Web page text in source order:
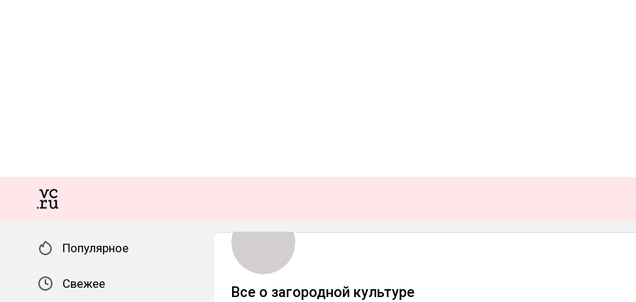
Популярное
Свежее Все о загородной культуре